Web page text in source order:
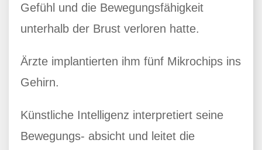
Gefühl und die Bewegungsfähigkeit
unterhalb der Brust verloren hatte.
Ärzte implantierten ihm fünf Mikrochips ins
Gehirn.
Künstliche Intelligenz interpretiert seine
Bewegungs- absicht und leitet die